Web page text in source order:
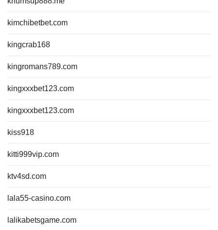
kimchibetbet.com
kingcrab168
kingromans789.com
kingxxxbet123.com
kingxxxbet123.com
kiss918
kitti999vip.com
ktv4sd.com
lala55-casino.com
lalikabetsgame.com